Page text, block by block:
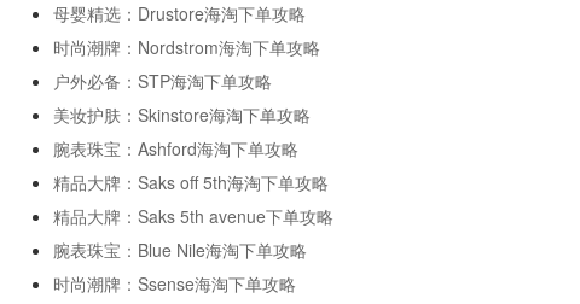
母婴精选：Drustore海淘下单攻略
时尚潮牌：Nordstrom海淘下单攻略
户外必备：STP海淘下单攻略
美妆护肤：Skinstore海淘下单攻略
腕表珠宝：Ashford海淘下单攻略
精品大牌：Saks off 5th海淘下单攻略
精品大牌：Saks 5th avenue下单攻略
腕表珠宝：Blue Nile海淘下单攻略
时尚潮牌：Ssense海淘下单攻略